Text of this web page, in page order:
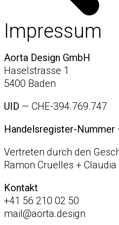
Impressum
Aorta Design GmbH
Haselstrasse 1
5400 Baden
UID — CHE-394.769.747
Handelsregister-Nummer
Vertreten durch den
Ramon Cruelles +
Kontakt
+41 56 210 02 50
mail@aorta.design